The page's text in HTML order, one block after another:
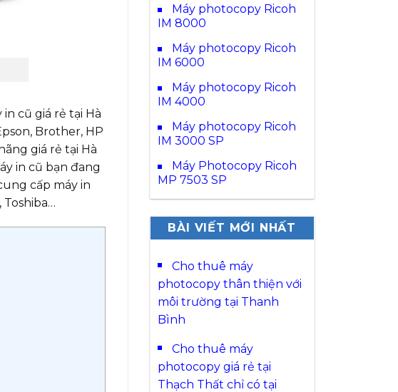
cũ giá rẻ tại Hà
Brother, HP
giá rẻ tại Hà
in cũ bạn đang
cấp máy in
Máy photocopy Ricoh
IM 8000
Máy photocopy Ricoh
IM 6000
Máy photocopy Ricoh
IM 4000
Máy photocopy Ricoh
IM 3000 SP
Máy Photocopy Ricoh
MP 7503 SP
BÀI VIẾT MỚI NHẤT
Cho thuê máy
photocopy thân thiện với
môi trường tại Thanh
Bình
Cho thuê máy
photocopy giá rẻ tại
Thạch Thất chỉ có tại